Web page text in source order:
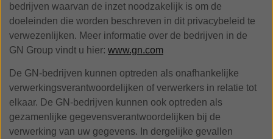
bedrijven waarvan de inzet noodzakelijk is om de
doeleinden die worden beschreven in dit privacybeleid te
verwezenlijken. Meer informatie over de bedrijven in de
GN Group vindt u hier: www.gn.com
De GN-bedrijven kunnen optreden als onafhankelijke
verwerkingsverantwoordelijken of verwerkers in relatie tot
elkaar. De GN-bedrijven kunnen ook optreden als
gezamenlijke gegevensverantwoordelijken bij de
verwerking van uw gegevens. In dergelijke gevallen